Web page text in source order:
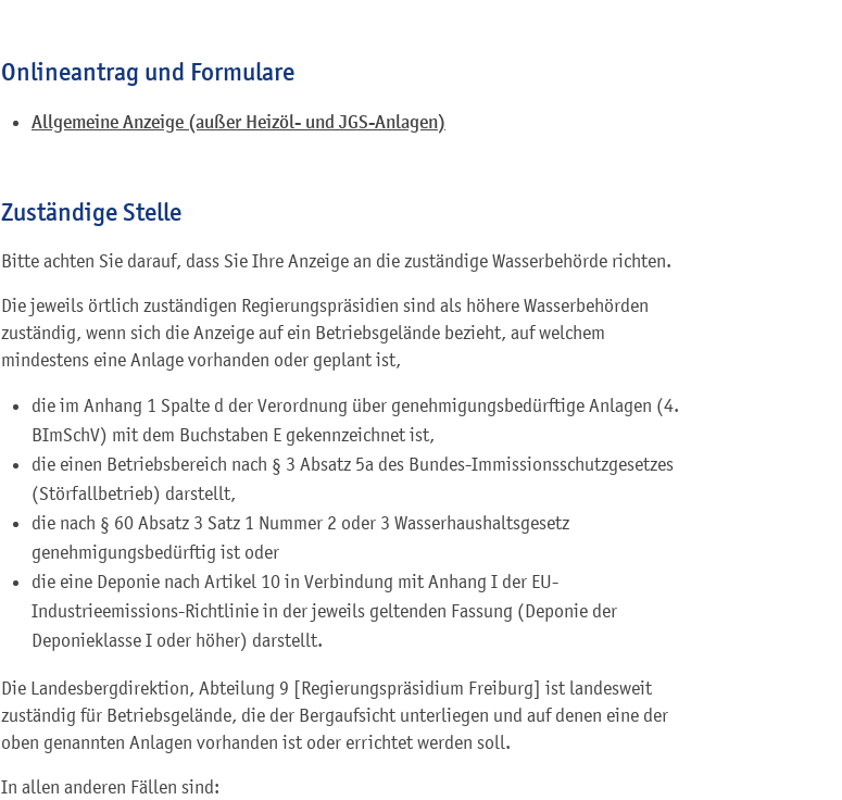
Onlineantrag und Formulare
Allgemeine Anzeige (außer Heizöl- und JGS-Anlagen)
Zuständige Stelle
Bitte achten Sie darauf, dass Sie Ihre Anzeige an die zuständige Wasserbehörde richten.
Die jeweils örtlich zuständigen Regierungspräsidien sind als höhere Wasserbehörden
zuständig, wenn sich die Anzeige auf ein Betriebsgelände bezieht, auf welchem
mindestens eine Anlage vorhanden oder geplant ist,
die im Anhang 1 Spalte d der Verordnung über genehmigungsbedürftige Anlagen (4.
BImSchV) mit dem Buchstaben E gekennzeichnet ist,
die einen Betriebsbereich nach § 3 Absatz 5a des Bundes-Immissionsschutzgesetzes
(Störfallbetrieb) darstellt,
die nach § 60 Absatz 3 Satz 1 Nummer 2 oder 3 Wasserhaushaltsgesetz
genehmigungsbedürftig ist oder
die eine Deponie nach Artikel 10 in Verbindung mit Anhang I der EU-
Industrieemissions-Richtlinie in der jeweils geltenden Fassung (Deponie der
Deponieklasse I oder höher) darstellt.
Die Landesbergdirektion, Abteilung 9 [Regierungspräsidium Freiburg] ist landesweit
zuständig für Betriebsgelände, die der Bergaufsicht unterliegen und auf denen eine der
oben genannten Anlagen vorhanden ist oder errichtet werden soll.
In allen anderen Fällen sind: